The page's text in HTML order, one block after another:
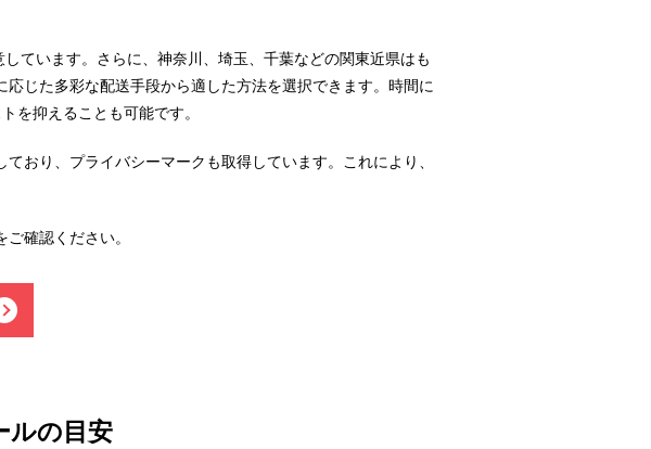
ています。さらに、神奈川、埼玉、千葉などの関東近県はも
じた多彩な配送手段から適した方法を選択できます。時間に
を抑えることも可能です。
おり、プライバシーマークも取得しています。これにより、
確認ください。
ルの目安